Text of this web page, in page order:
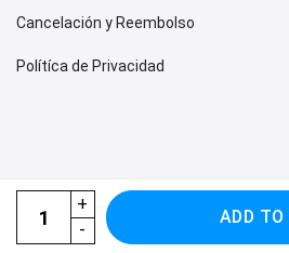
eSIM China 5 días - No requiere
ADD
Cancelación y Reembolso
Polítíca de Privacidad